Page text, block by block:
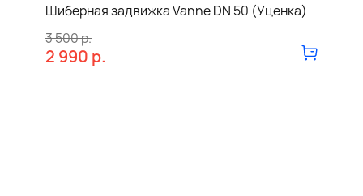
Шиберная задвижка Vanne DN 50 (Уценка)
3 500 р.
2 990 р.